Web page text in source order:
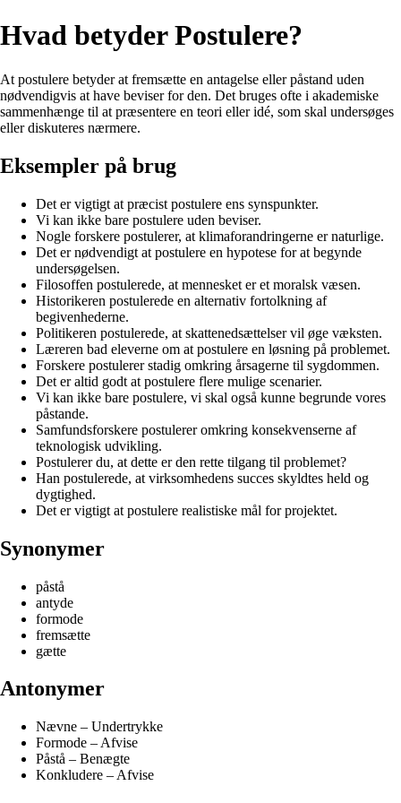
Hvad betyder Postulere?
At postulere betyder at fremsætte en antagelse eller påstand uden
nødvendigvis at have beviser for den. Det bruges ofte i akademiske
sammenhænge til at præsentere en teori eller idé, som skal undersøges
eller diskuteres nærmere.
Eksempler på brug
Det er vigtigt at præcist postulere ens synspunkter.
Vi kan ikke bare postulere uden beviser.
Nogle forskere postulerer, at klimaforandringerne er naturlige.
Det er nødvendigt at postulere en hypotese for at begynde
undersøgelsen.
Filosoffen postulerede, at mennesket er et moralsk væsen.
Historikeren postulerede en alternativ fortolkning af
begivenhederne.
Politikeren postulerede, at skattenedsættelser vil øge væksten.
Læreren bad eleverne om at postulere en løsning på problemet.
Forskere postulerer stadig omkring årsagerne til sygdommen.
Det er altid godt at postulere flere mulige scenarier.
Vi kan ikke bare postulere, vi skal også kunne begrunde vores
påstande.
Samfundsforskere postulerer omkring konsekvenserne af
teknologisk udvikling.
Postulerer du, at dette er den rette tilgang til problemet?
Han postulerede, at virksomhedens succes skyldtes held og
dygtighed.
Det er vigtigt at postulere realistiske mål for projektet.
Synonymer
påstå
antyde
formode
fremsætte
gætte
Antonymer
Nævne – Undertrykke
Formode – Afvise
Påstå – Benægte
Konkludere – Afvise